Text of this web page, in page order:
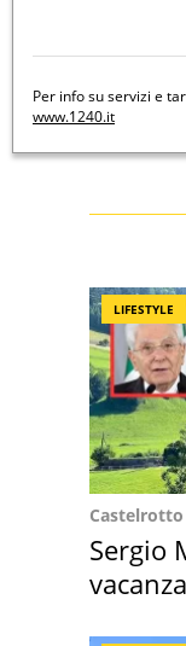
Per info su servizi e
www.1240.it
LIFESTYLE
Castelrotto
Sergio